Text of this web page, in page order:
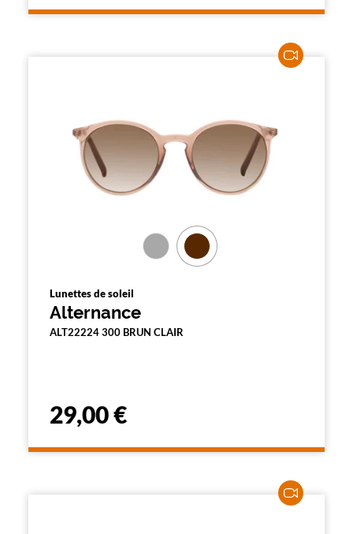
Lunettes de soleil
Alternance
ALT22224 300 BRUN CLAIR
29,00 €